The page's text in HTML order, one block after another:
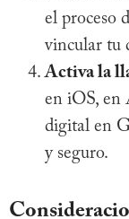
el proceso
vincular tu
Activa la
en iOS, en
digital en
y seguro.